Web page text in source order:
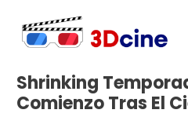
Shrinking
Comienzo Tras El